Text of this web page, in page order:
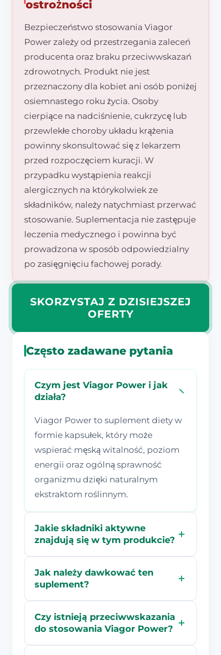
ostrożności
Bezpieczeństwo stosowania Viagor
Power zależy od przestrzegania zaleceń
producenta oraz braku przeciwwskazań
zdrowotnych. Produkt nie jest
przeznaczony dla kobiet ani osób poniżej
osiemnastego roku życia. Osoby
cierpiące na nadciśnienie, cukrzycę lub
przewlekłe choroby układu krążenia
powinny skonsultować się z lekarzem
przed rozpoczęciem kuracji. W
przypadku wystąpienia reakcji
alergicznych na którykolwiek ze
składników, należy natychmiast przerwać
stosowanie. Suplementacja nie zastępuje
leczenia medycznego i powinna być
prowadzona w sposób odpowiedzialny
po zasięgnięciu fachowej porady.
SKORZYSTAJ Z DZISIEJSZEJ
OFERTY
Często zadawane pytania
Czym jest Viagor Power i jak
działa?
Viagor Power to suplement diety w
formie kapsułek, który może
wspierać męską witalność, poziom
energii oraz ogólną sprawność
organizmu dzięki naturalnym
ekstraktom roślinnym.
Jakie składniki aktywne
znajdują się w tym produkcie?
Jak należy dawkować ten
suplement?
Czy istnieją przeciwwskazania
do stosowania Viagor Power?